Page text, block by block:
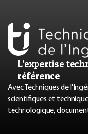
L’expertise
référence
Avec Techniques de
scientifiques et
technologique,